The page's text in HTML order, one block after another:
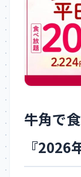
牛角で
『2026